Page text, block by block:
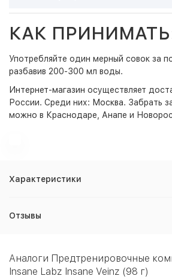
КАК
Употребляйте один мерный совок за
разбавив 200-300 мл воды.
Интернет-магазин осуществляет
России. Среди них: Москва. Забрать
можно в Краснодаре, Анапе и
Характеристики
Отзывы
Аналоги Предтренировочные
Insane Labz Insane Veinz (98 г)